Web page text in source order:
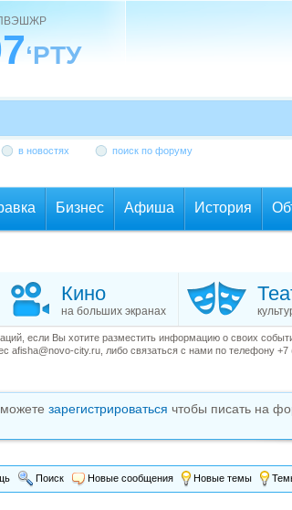
‘РТУ
в новостях
поиск по форуму
Бизнес Афиша История
Кино
на больших экранах
если Вы хотите разместить информацию о своих
afisha@novo-city.ru, либо связаться с нами по телефону +7
зарегистрироваться чтобы писать на
Поиск Новые сообщения Новые темы